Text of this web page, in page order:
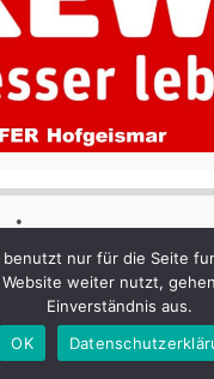
(27)
benutzt nur für die Seite
weiter nutzt,
Einverständnis aus.
OK